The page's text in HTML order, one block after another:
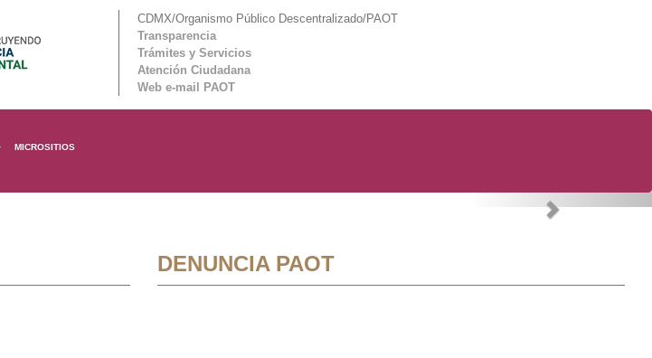
CDMX/Organismo Público Descentralizado/PAOT
Transparencia
Trámites y Servicios
Atención Ciudadana
Web e-mail PAOT
MICROSITIOS
Next
DENUNCIA PAOT